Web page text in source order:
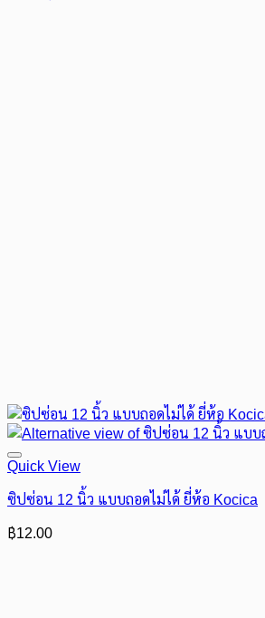
Quick View
ซิปซ่อน 12 นิ้ว แบบถอดไม่ได้ ยี่ห้อ Kocica
฿12.00